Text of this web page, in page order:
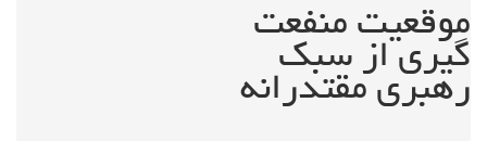
موقعیت منفعت
گیری از سبک
رهبری مقتدرانه